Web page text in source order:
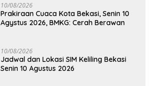
10/08/2026
Prakiraan Cuaca Kota Bekasi, Senin 10
Agystus 2026, BMKG: Cerah Berawan
10/08/2026
Jadwal dan Lokasi SIM Keliling Bekasi
Senin 10 Agustus 2026